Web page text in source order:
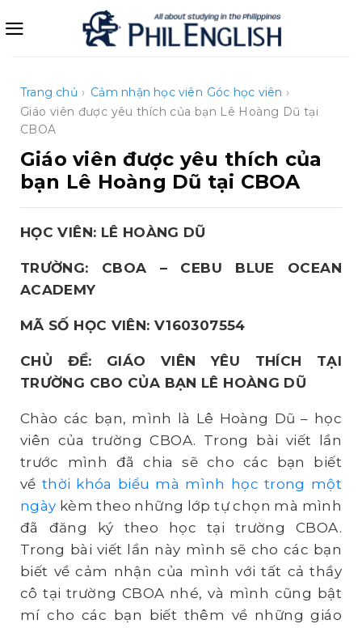
qua
Trang chủ › Cảm nhận học viên Góc học viên ›
Giáo viên được yêu thích của bạn Lê Hoàng Dũ tại
CBOA
Giáo viên được yêu thích của
bạn Lê Hoàng Dũ tại CBOA
HỌC VIÊN: LÊ HOÀNG DŨ
TRƯỜNG: CBOA – CEBU BLUE OCEAN
ACADEMY
MÃ SỐ HỌC VIÊN: V160307554
CHỦ ĐỀ: GIÁO VIÊN YÊU THÍCH TẠI
TRƯỜNG CBO CỦA BẠN LÊ HOÀNG DŨ
Chào các bạn, mình là Lê Hoàng Dũ – học
viên của trường CBOA. Trong bài viết lần
trước mình đã chia sẽ cho các bạn biết
về thời khóa biểu mà mình học trong một
ngày kèm theo những lớp tự chọn mà mình
đã đăng ký theo học tại trường CBOA.
Trong bài viết lần này mình sẽ cho các bạn
biết về cảm nhận của mình với tất cả thầy
cô tại trường CBOA nhé, và mình cũng bật
mí cho các bạn biết thêm về những giáo